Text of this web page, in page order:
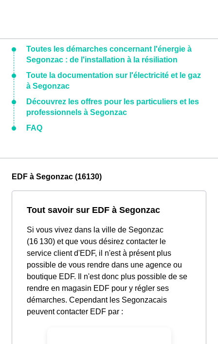
Toutes les démarches concernant l'énergie à
Segonzac : de l'installation à la résiliation
Toute la documentation sur l'électricité et le gaz
à Segonzac
Découvrez les offres pour les particuliers et les
professionnels à Segonzac
FAQ
EDF à Segonzac (16130)
Tout savoir sur EDF à Segonzac
Si vous vivez dans la ville de Segonzac
(16 130) et que vous désirez contacter le
service client d'EDF, il n'est à présent plus
possible de vous rendre dans une agence ou
boutique EDF. Il n'est donc plus possible de se
rendre en magasin EDF pour y régler ses
démarches. Cependant les Segonzacais
peuvent contacter EDF par :